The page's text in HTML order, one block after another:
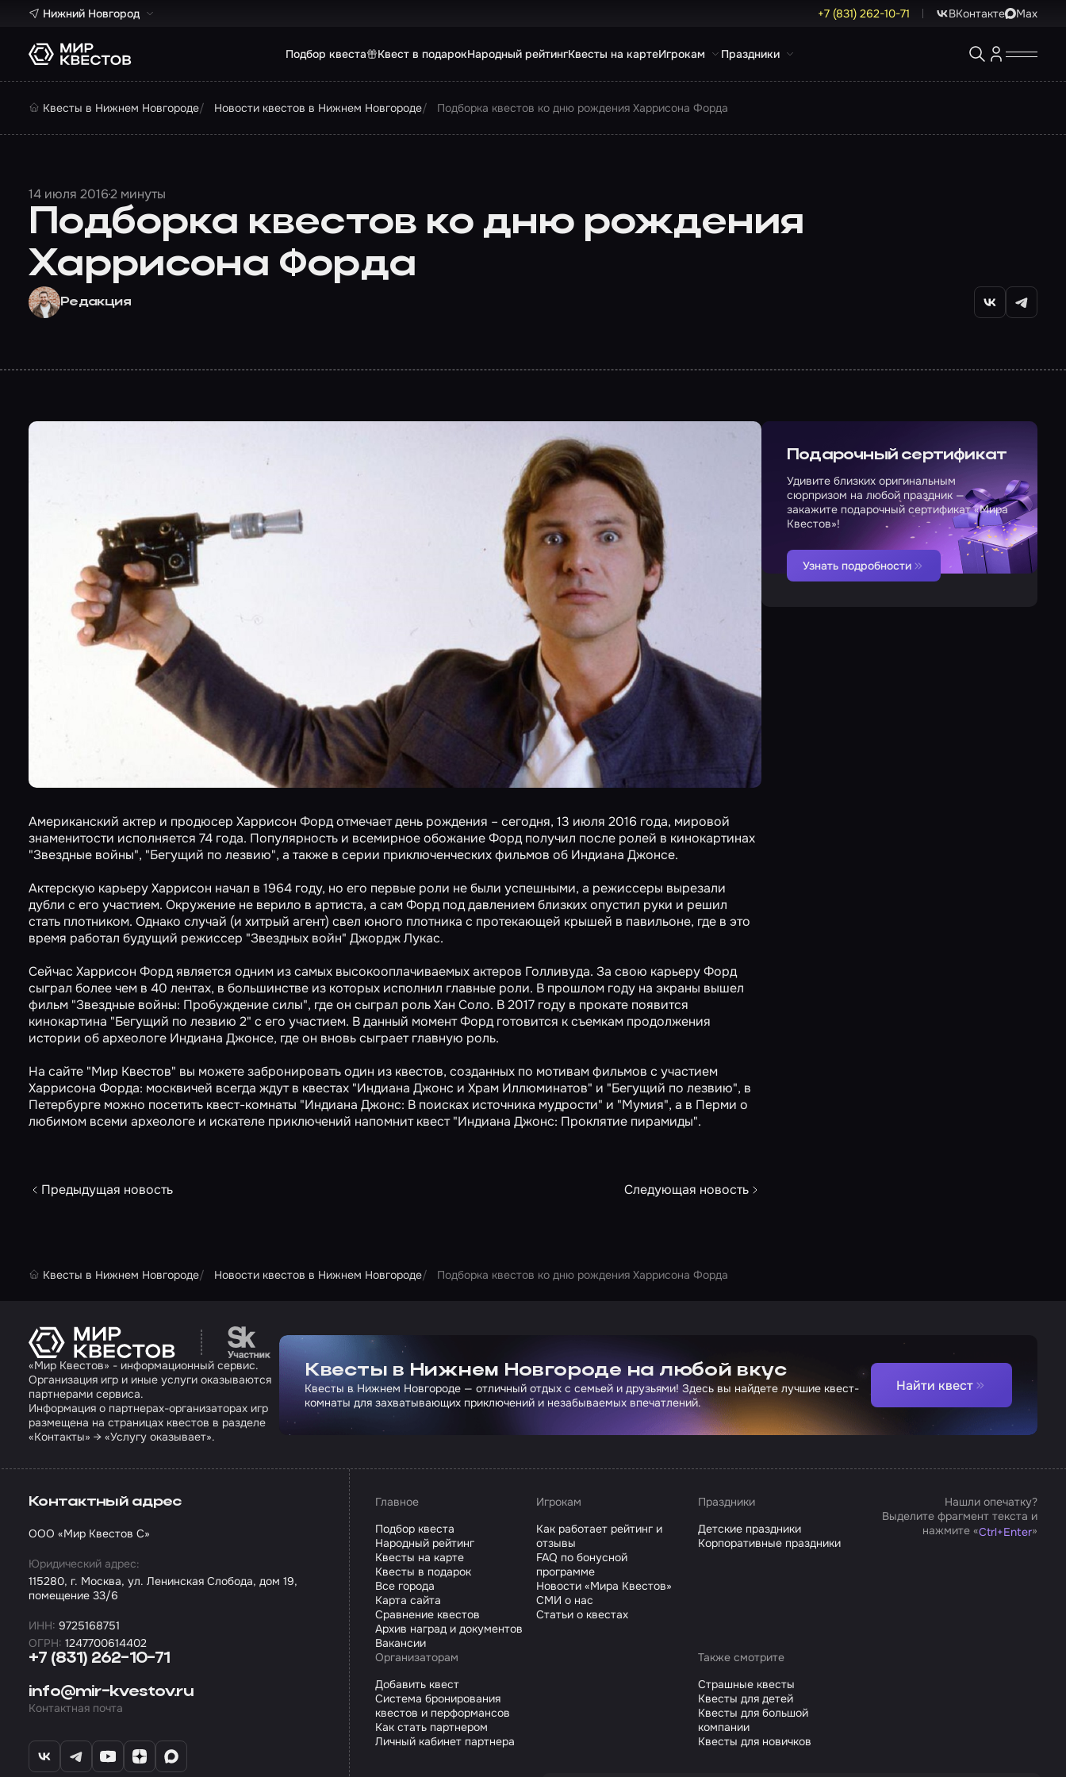
Нижний Новгород +7 (831) 262-10-71 ВКонтакте Max
Подбор квеста Квест в подарокНародный рейтингКвесты на картеИгрокам Праздники
Квесты в Нижнем Новгороде Новости квестов в Нижнем Новгороде Подборка квестов ко дню рождения Харрисона Форда
14 июля 20162 минуты
Подборка квестов ко дню рождения
Харрисона Форда
Редакция
Американский актер и продюсер Харрисон Форд отмечает день рождения – cегодня, 13 июля 2016 года, мировой
знаменитости исполняется 74 года. Популярность и всемирное обожание Форд получил после ролей в кинокартинах
"Звездные войны", "Бегущий по лезвию", а также в серии приключенческих фильмов об Индиана Джонсе.
Актерскую карьеру Харрисон начал в 1964 году, но его первые роли не были успешными, а режиссеры вырезали
дубли с его участием. Окружение не верило в артиста, а сам Форд под давлением близких опустил руки и решил
стать плотником. Однако случай (и хитрый агент) свел юного плотника с протекающей крышей в павильоне, где в это
время работал будущий режиссер "Звездных войн" Джордж Лукас.
Сейчас Харрисон Форд является одним из самых высокооплачиваемых актеров Голливуда. За свою карьеру Форд
сыграл более чем в 40 лентах, в большинстве из которых исполнил главные роли. В прошлом году на экраны вышел
фильм "Звездные войны: Пробуждение силы", где он сыграл роль Хан Соло. В 2017 году в прокате появится
кинокартина "Бегущий по лезвию 2" с его участием. В данный момент Форд готовится к съемкам продолжения
истории об археологе Индиана Джонсе, где он вновь сыграет главную роль.
На сайте "Мир Квестов" вы можете забронировать один из квестов, созданных по мотивам фильмов с участием
Харрисона Форда: москвичей всегда ждут в квестах "Индиана Джонс и Храм Иллюминатов" и "Бегущий по лезвию", в
Петербурге можно посетить квест-комнаты "Индиана Джонс: В поисках источника мудрости" и "Мумия", а в Перми о
любимом всеми археологе и искателе приключений напомнит квест"Индиана Джонс: Проклятие пирамиды".
Предыдущая новость Следующая новость
Подарочный сертификат
Удивите близких оригинальным
сюрпризом на любой праздник —
закажите подарочный сертификат «Мира
Квестов»!
Узнать подробности
Квесты в Нижнем Новгороде Новости квестов в Нижнем Новгороде Подборка квестов ко дню рождения Харрисона Форда
Перейти на сайт партнера Сколково
«Мир Квестов» - информационный сервис.
Организация игр и иные услуги оказываются
партнерами сервиса.
Информация о партнерах-организаторах игр
размещена на страницах квестов в разделе
«Контакты» → «Услугу оказывает».
Квесты в Нижнем Новгороде на любой вкус
Квесты в Нижнем Новгороде — отличный отдых с семьей и друзьями! Здесь вы найдете лучшие квест-
комнаты для захватывающих приключений и незабываемых впечатлений.
Найти квест
+7 (831) 262-10-71
info@mir-kvestov.ru
Контактная почта
Контактный адрес
ООО «Мир Квестов С»
Юридический адрес:
115280, г. Москва, ул. Ленинская Слобода, дом 19,
помещение 33/6
ИНН: 9725168751
ОГРН: 1247700614402
Главное
Подбор квеста
Народный рейтинг
Квесты на карте
Квесты в подарок
Все города
Карта сайта
Сравнение квестов
Архив наград и документов
Вакансии
Игрокам
Как работает рейтинг и
отзывы
FAQ по бонусной
программе
Новости «Мира Квестов»
СМИ о нас
Статьи о квестах
Праздники
Детские праздники
Корпоративные праздники
Организаторам
Добавить квест
Система бронирования
квестов и перформансов
Как стать партнером
Личный кабинет партнера
Также смотрите
Страшные квесты
Квесты для детей
Квесты для большой
компании
Квесты для новичков
Нашли опечатку?
Выделите фрагмент текста и
нажмите «Ctrl+Enter»